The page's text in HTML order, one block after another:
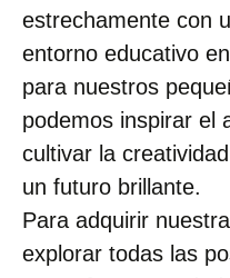
estrechamente con
entorno educativo
para nuestros
podemos inspirar el
cultivar la
un futuro brillante.
Para adquirir
explorar todas las